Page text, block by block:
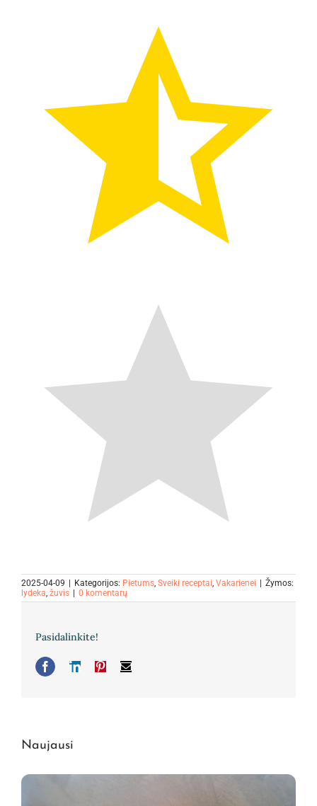
2025-04-09 Kategorijos: Pietums, Sveiki receptai, Vakarienei
Žymos:
lydeka, žuvis 0 komentarų
Pasidalinkite!
FacebookLinkedInPinterest
El.
Naujausi